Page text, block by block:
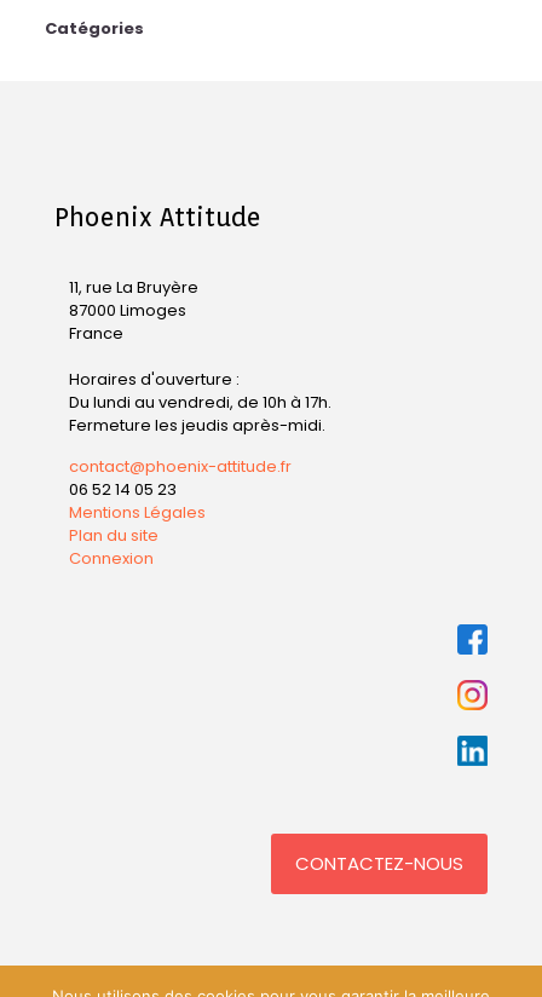
Catégories
Phoenix Attitude
11, rue La Bruyère
87000 Limoges
France
Horaires d'ouverture :
Du lundi au vendredi, de 10h à 17h.
Fermeture les jeudis après-midi.
contact@phoenix-attitude.fr
06 52 14 05 23
Mentions Légales
Plan du site
Connexion
CONTACTEZ-NOUS